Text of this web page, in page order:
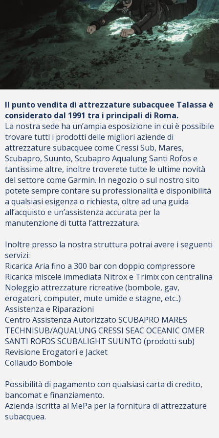
Il punto vendita di attrezzature subacquee Talassa è
considerato dal 1991 tra i principali di Roma.
La nostra sede ha un’ampia esposizione in cui è possibile
trovare tutti i prodotti delle migliori aziende di
attrezzature subacquee come Cressi Sub, Mares,
Scubapro, Suunto, Scubapro Aqualung Santi Rofos e
tantissime altre, inoltre troverete tutte le ultime novità
del settore come Garmin. In negozio o sul nostro sito
potete sempre contare su professionalità e disponibilità
a qualsiasi esigenza o richiesta, oltre ad una guida
all’acquisto e un’assistenza accurata per la
manutenzione di tutta l’attrezzatura.
Inoltre presso la nostra struttura potrai avere i seguenti
servizi:
Ricarica Aria fino a 300 bar con doppio compressore
Ricarica miscele immediata Nitrox e Trimix con centralina
Noleggio attrezzature ricreative (bombole, gav,
erogatori, computer, mute umide e stagne, etc..)
Assistenza e Riparazioni
Centro Assistenza Autorizzato SCUBAPRO MARES
TECHNISUB/AQUALUNG CRESSI SEAC OCEANIC OMER
SANTI ROFOS SCUBALIGHT SUUNTO (prodotti sub)
Revisione Erogatori e Jacket
Collaudo Bombole
Possibilità di pagamento con qualsiasi carta di credito,
bancomat e finanziamento.
Azienda iscritta al MePa per la fornitura di attrezzature
subacquea.